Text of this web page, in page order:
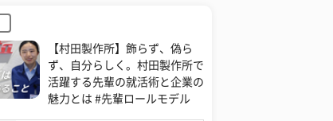
【村田製作所】飾らず、偽ら
ず、自分らしく。村田製作所で
活躍する先輩の就活術と企業の
魅力とは #先輩ロールモデル